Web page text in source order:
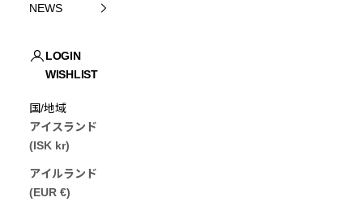
NEWS
LOGIN
WISHLIST
国/地域
アイスランド
(ISK kr)
アイルランド
(EUR €)